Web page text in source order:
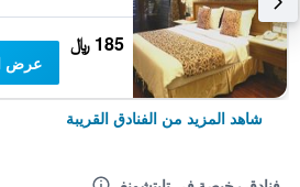
185 ﷼
عرض
شاهد المزيد من الفنادق القريبة